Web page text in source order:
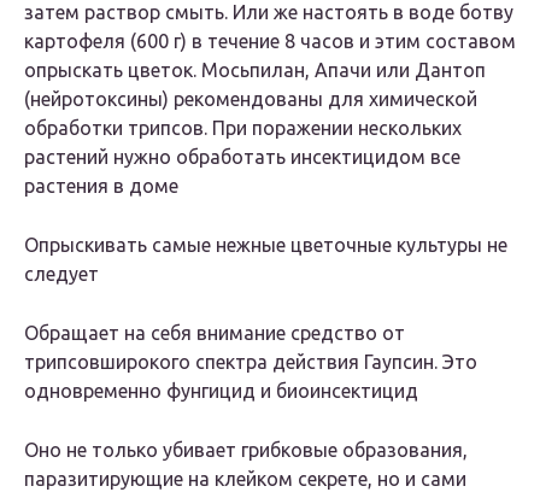
затем раствор смыть. Или же настоять в воде ботву
картофеля (600 г) в течение 8 часов и этим составом
опрыскать цветок. Мосьпилан, Апачи или Дантоп
(нейротоксины) рекомендованы для химической
обработки трипсов. При поражении нескольких
растений нужно обработать инсектицидом все
растения в доме
Опрыскивать самые нежные цветочные культуры не
следует
Обращает на себя внимание средство от
трипсовширокого спектра действия Гаупсин. Это
одновременно фунгицид и биоинсектицид
Оно не только убивает грибковые образования,
паразитирующие на клейком секрете, но и сами